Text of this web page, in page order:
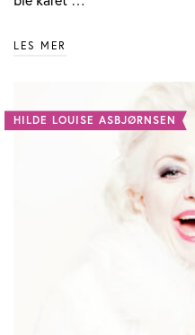
LES MER
HILDE LOUISE ASBJØRNSEN